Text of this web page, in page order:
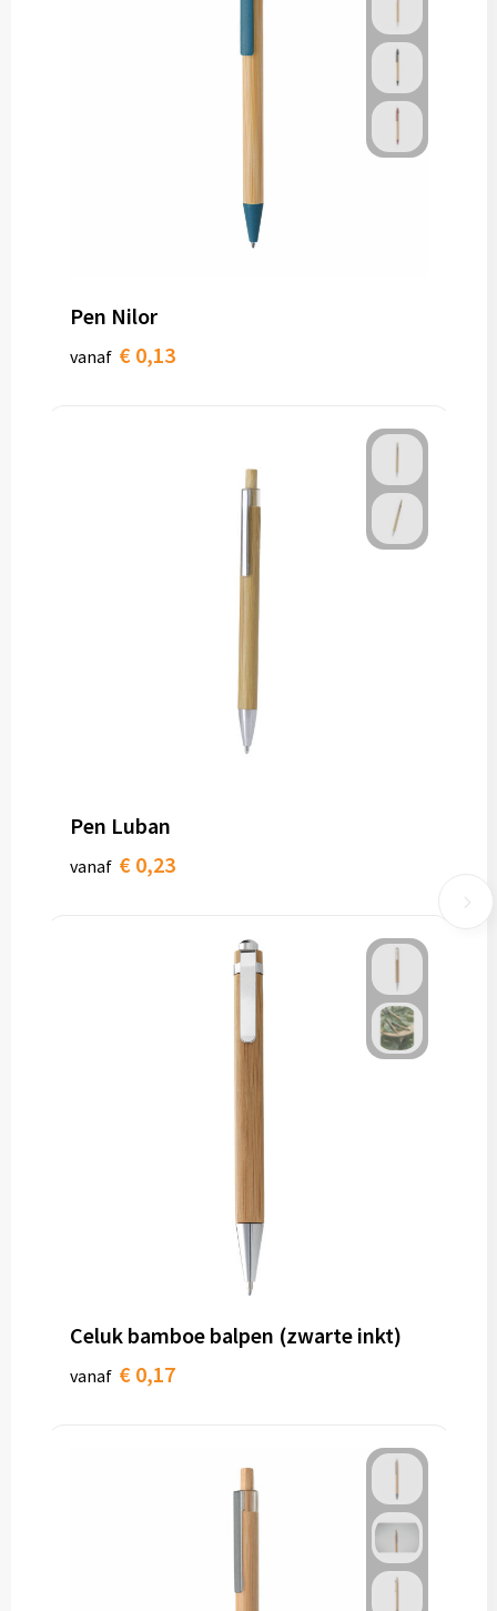
Pen Nilor
vanaf € 0,13
Pen Luban
vanaf € 0,23
Celuk bamboe balpen (zwarte inkt)
vanaf € 0,17